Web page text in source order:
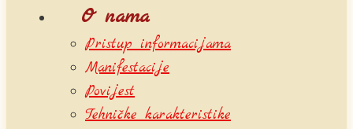
O nama
Pristup informacijama
Manifestacije
Povijest
Tehničke karakteristike